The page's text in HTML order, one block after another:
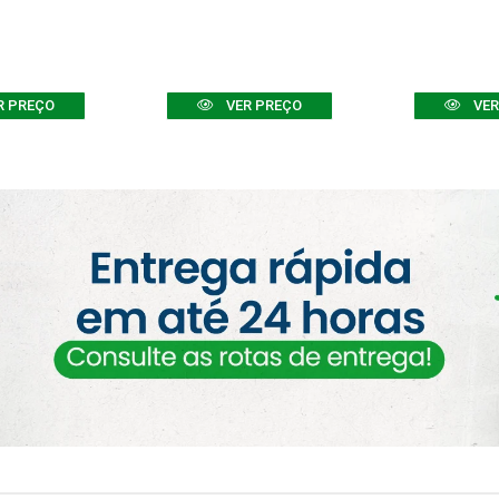
PREÇO VER PREÇO